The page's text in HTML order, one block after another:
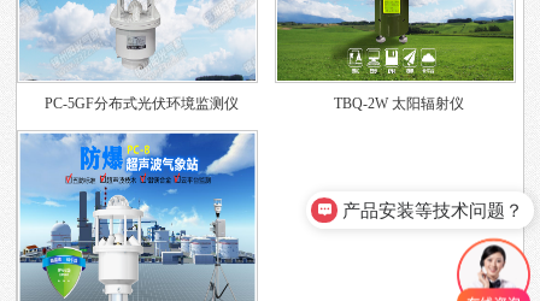
PC-5GF分布式光伏环境监测仪 TBQ-2W 太阳辐射仪
可以介绍下产品么？
产品安装等技术问题？